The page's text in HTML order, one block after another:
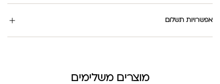
אפשרויות תשלום
מוצרים משלימים